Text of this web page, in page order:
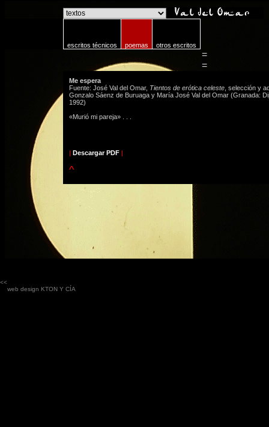
escritos técnicos poemas otros escritos
=
=
Me espera
Fuente: José Val del Omar, Tientos de erótica celeste , selección y
Gonzalo Sáenz de Buruaga y María José Val del Omar (Granada:
1992)
«Murió mi pareja» . . .
| Descargar PDF |
^
<<
web design KTON Y CÍA